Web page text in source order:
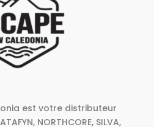
est votre distributeur
NORTHCORE, SILVA,